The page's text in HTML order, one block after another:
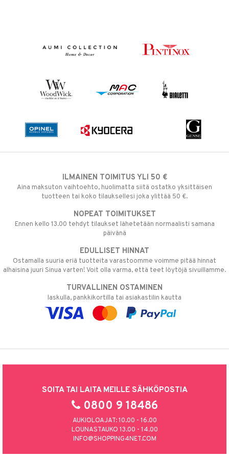
ILMAINEN TOIMITUS YLI 50 €
Aina maksuton vaihtoehto, huolimatta siitä ostatko yksittäisen
tuotteen tai koko tilauksellesi joka ylittää 50 €.
NOPEAT TOIMITUKSET
Ennen kello 13.00 tehdyt tilaukset lähetetään normaalisti samana
päivänä
EDULLISET HINNAT
Ostamalla suuria eriä tuotteita varastoomme voimme pitää hinnat
alhaisina juuri Sinua varten! Voit olla varma, että teet löytöjä sivuillamme.
TURVALLINEN OSTAMINEN
laskulla, pankkikortilla tai asiakastilin kautta
SOITA TAI LAITA MEILLE SÄHKÖPOSTIA
0800 9 18486
AUKIOLOAJAT: 10.00 - 16.00
LOUNASTAUKO 13.00 - 14.00
INFO@SHOPPING4NET.COM